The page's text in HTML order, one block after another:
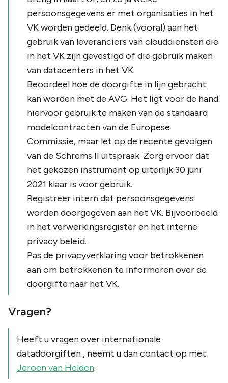
persoonsgegevens er met organisaties in het
VK worden gedeeld. Denk (vooral) aan het
gebruik van leveranciers van clouddiensten die
in het VK zijn gevestigd of die gebruik maken
van datacenters in het VK.
Beoordeel hoe de doorgifte in lijn gebracht
kan worden met de AVG. Het ligt voor de hand
hiervoor gebruik te maken van de standaard
modelcontracten van de Europese
Commissie, maar let op de recente gevolgen
van de Schrems II uitspraak. Zorg ervoor dat
het gekozen instrument op uiterlijk 30 juni
2021 klaar is voor gebruik.
Registreer intern dat persoonsgegevens
worden doorgegeven aan het VK. Bijvoorbeeld
in het verwerkingsregister en het interne
privacy beleid.
Pas de privacyverklaring voor betrokkenen
aan om betrokkenen te informeren over de
doorgifte naar het VK.
Vragen?
Heeft u vragen over internationale
datadoorgiften , neemt u dan contact op met
Jeroen van Helden.